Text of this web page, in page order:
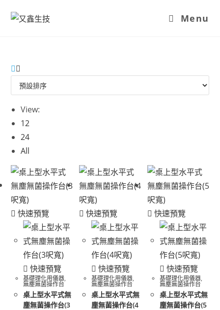
Menu
View:
12
24
All
快速預覽
快速預覽
基礎理化用儀器,
無塵無菌操作台
桌上型水平式無
塵無菌操作台(3
快速預覽
快速預覽
基礎理化用儀器,
無塵無菌操作台
桌上型水平式無
塵無菌操作台(4
快速預覽
快速預覽
基礎理化用儀器,
無塵無菌操作台
桌上型水平式無
塵無菌操作台(5